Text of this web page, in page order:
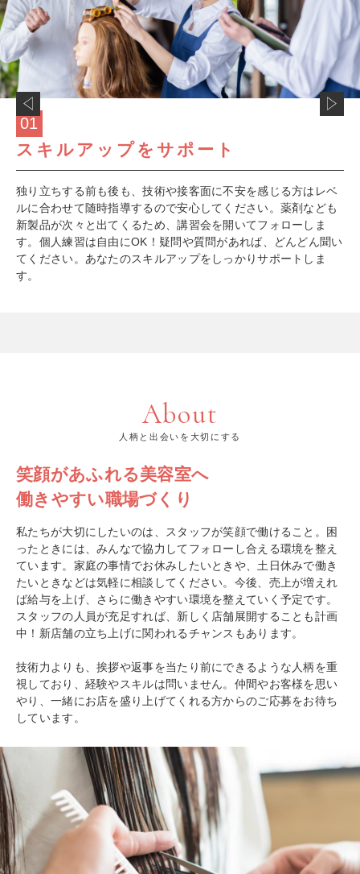
01
スキルアップをサポート
独り立ちする前も後も、技術や接客面に不安を感じる方はレベ
ルに合わせて随時指導するので安心してください。薬剤なども
新製品が次々と出てくるため、講習会を開いてフォローしま
す。個人練習は自由にOK！疑問や質問があれば、どんどん聞い
てください。あなたのスキルアップをしっかりサポートしま
す。
About
人柄と出会いを大切にする
笑顔があふれる美容室へ
働きやすい職場づくり
私たちが大切にしたいのは、スタッフが笑顔で働けること。困
ったときには、みんなで協力してフォローし合える環境を整え
ています。家庭の事情でお休みしたいときや、土日休みで働き
たいときなどは気軽に相談してください。今後、売上が増えれ
ば給与を上げ、さらに働きやすい環境を整えていく予定です。
スタッフの人員が充足すれば、新しく店舗展開することも計画
中！新店舗の立ち上げに関われるチャンスもあります。
技術力よりも、挨拶や返事を当たり前にできるような人柄を重
視しており、経験やスキルは問いません。仲間やお客様を思い
やり、一緒にお店を盛り上げてくれる方からのご応募をお待ち
しています。